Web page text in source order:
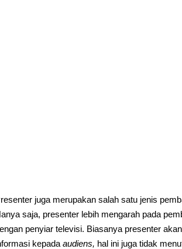
juga merupakan salah satu jenis
saja, presenter lebih mengarah pada
penyiar televisi. Biasanya presenter
kepada audiens, hal ini juga tidak